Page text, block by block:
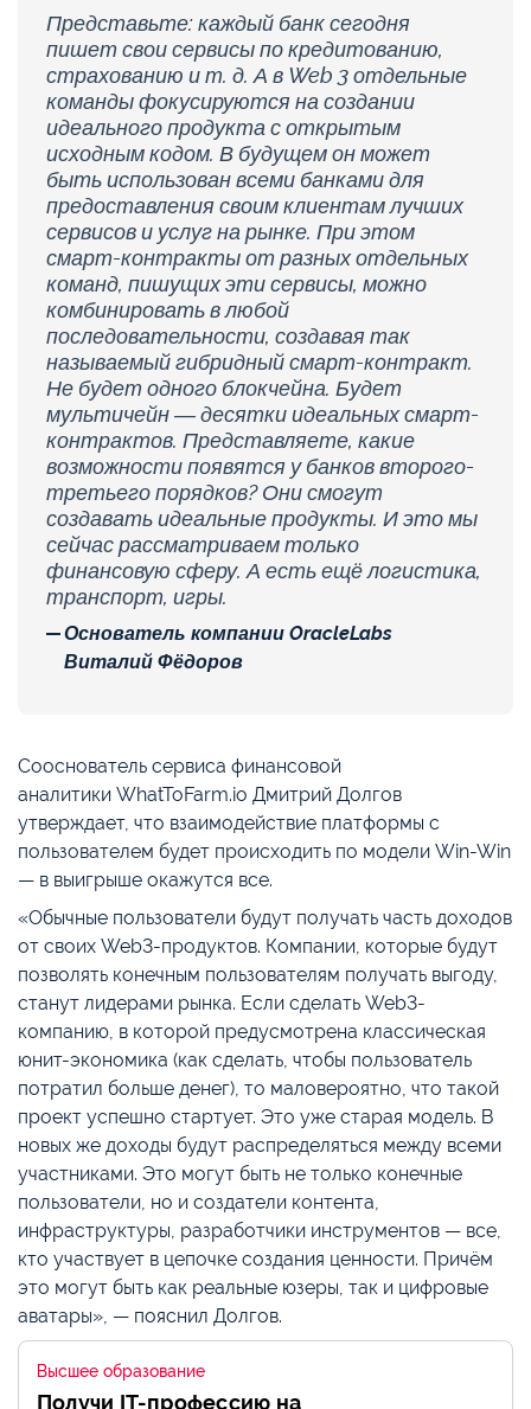
Представьте: каждый банк сегодня
пишет свои сервисы по кредитованию,
страхованию и т. д. А в Web 3 отдельные
команды фокусируются на создании
идеального продукта с открытым
исходным кодом. В будущем он может
быть использован всеми банками для
предоставления своим клиентам лучших
сервисов и услуг на рынке. При этом
смарт-контракты от разных отдельных
команд, пишущих эти сервисы, можно
комбинировать в любой
последовательности, создавая так
называемый гибридный смарт-контракт.
Не будет одного блокчейна. Будет
мультичейн — десятки идеальных смарт-
контрактов. Представляете, какие
возможности появятся у банков второго-
третьего порядков? Они смогут
создавать идеальные продукты. И это мы
сейчас рассматриваем только
финансовую сферу. А есть ещё логистика,
транспорт, игры.
Основатель компании OracleLabs
Виталий Фёдоров
Сооснователь сервиса финансовой
аналитики WhatToFarm.io Дмитрий Долгов
утверждает, что взаимодействие платформы с
пользователем будет происходить по модели Win-Win
— в выигрыше окажутся все.
«Обычные пользователи будут получать часть доходов
от своих Web3-продуктов. Компании, которые будут
позволять конечным пользователям получать выгоду,
станут лидерами рынка. Если сделать Web3-
компанию, в которой предусмотрена классическая
юнит-экономика (как сделать, чтобы пользователь
потратил больше денег), то маловероятно, что такой
проект успешно стартует. Это уже старая модель. В
новых же доходы будут распределяться между всеми
участниками. Это могут быть не только конечные
пользователи, но и создатели контента,
инфраструктуры, разработчики инструментов — все,
кто участвует в цепочке создания ценности. Причём
это могут быть как реальные юзеры, так и цифровые
аватары», — пояснил Долгов.
Высшее образование
Получи IT-профессию на